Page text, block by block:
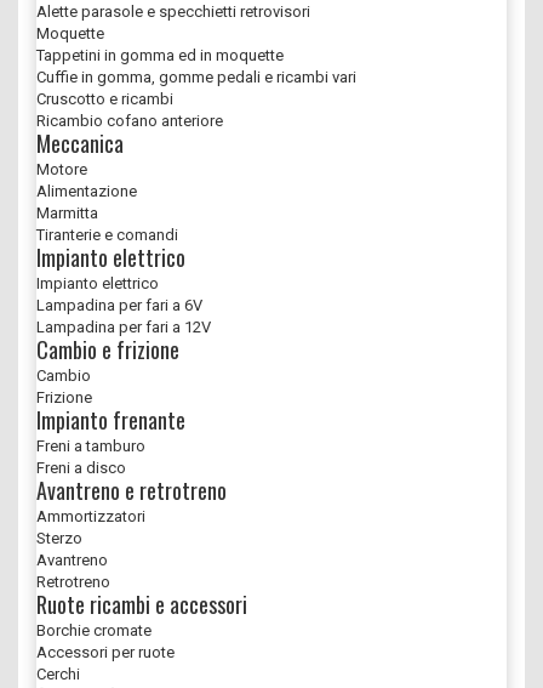
Alette parasole e specchietti retrovisori
Moquette
Tappetini in gomma ed in moquette
Cuffie in gomma, gomme pedali e ricambi vari
Cruscotto e ricambi
Ricambio cofano anteriore
Meccanica
Motore
Alimentazione
Marmitta
Tiranterie e comandi
Impianto elettrico
Impianto elettrico
Lampadina per fari a 6V
Lampadina per fari a 12V
Cambio e frizione
Cambio
Frizione
Impianto frenante
Freni a tamburo
Freni a disco
Avantreno e retrotreno
Ammortizzatori
Sterzo
Avantreno
Retrotreno
Ruote ricambi e accessori
Borchie cromate
Accessori per ruote
Cerchi